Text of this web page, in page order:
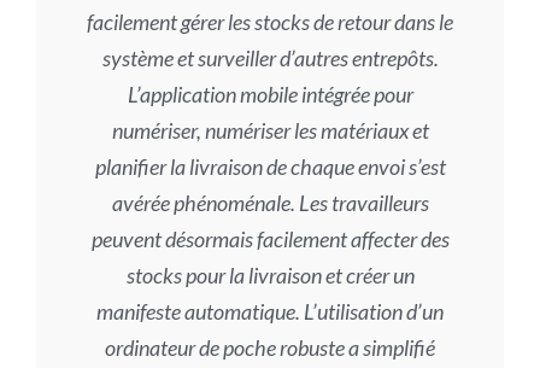
facilement gérer les stocks de retour dans le
système et surveiller d’autres entrepôts.
L’application mobile intégrée pour
numériser, numériser les matériaux et
planifier la livraison de chaque envoi s’est
avérée phénoménale. Les travailleurs
peuvent désormais facilement affecter des
stocks pour la livraison et créer un
manifeste automatique. L’utilisation d’un
ordinateur de poche robuste a simplifié